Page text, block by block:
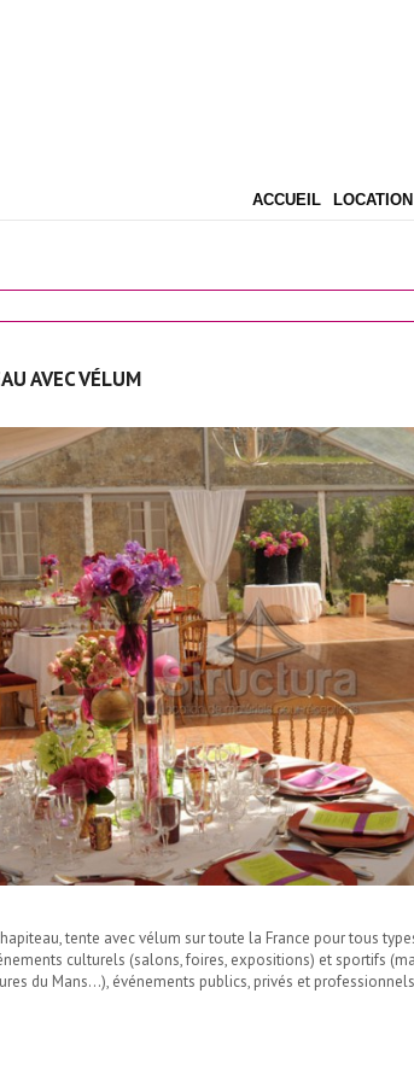
ACCUEIL
AVEC VÉLUM
tente avec vélum sur toute la France pour tous
culturels (salons, foires, expositions) et sportifs
du Mans...), événements publics, privés et